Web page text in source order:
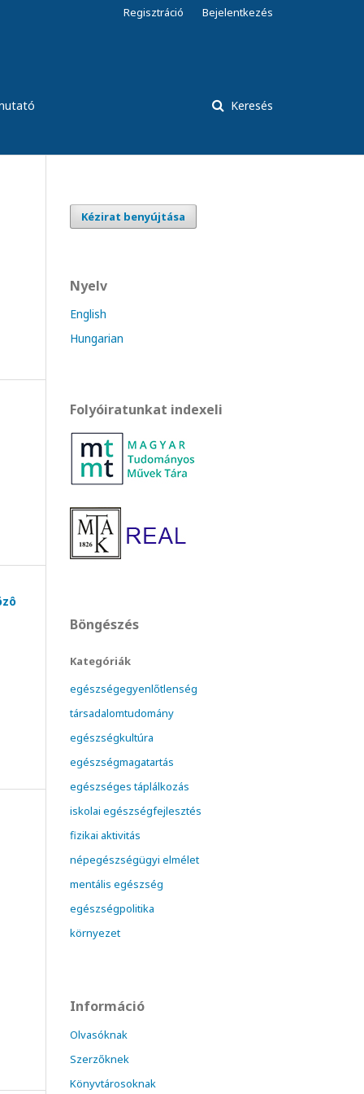
Keresés
Regisztráció Bejelentkezés
Kézirat benyújtása
Nyelv
English
Hungarian
Folyóiratunkat indexeli
Böngészés
Kategóriák
egészségegyenlőtlenség
társadalomtudomány
egészségkultúra
egészségmagatartás
egészséges táplálkozás
iskolai egészségfejlesztés
fizikai aktivitás
népegészségügyi elmélet
mentális egészség
egészségpolitika
környezet
Információ
Olvasóknak
Szerzőknek
Könyvtárosoknak